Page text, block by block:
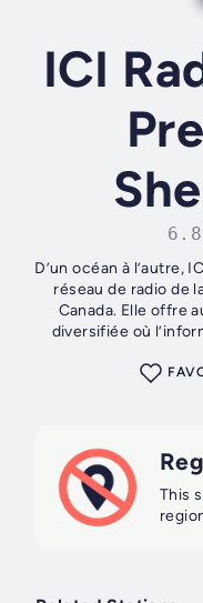
ICI
D’un océan à l’autre, ICI
réseau de radio de
Canada. Elle offre aux
diversifiée où l’information, la culture
This